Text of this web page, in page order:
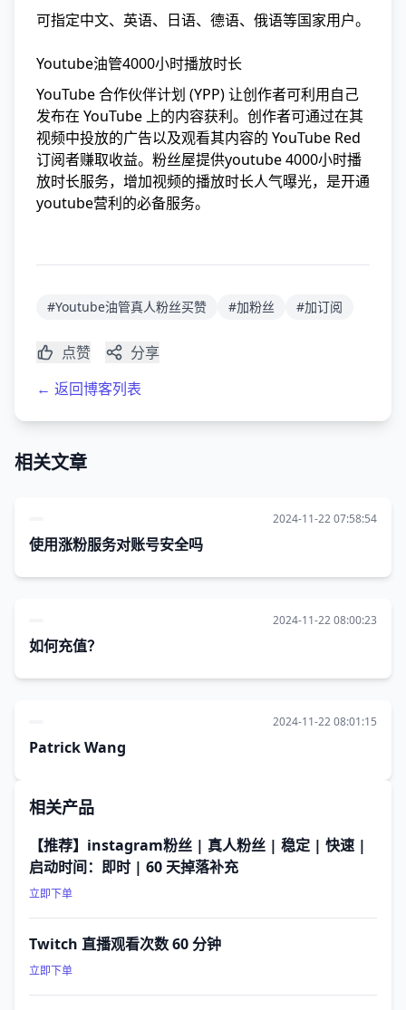
可指定中文、英语、日语、德语、俄语等国家用户。
Youtube油管4000小时播放时长
YouTube 合作伙伴计划 (YPP) 让创作者可利用自己
发布在 YouTube 上的内容获利。创作者可通过在其
视频中投放的广告以及观看其内容的 YouTube Red
订阅者赚取收益。粉丝屋提供youtube 4000小时播
放时长服务，增加视频的播放时长人气曝光，是开通
youtube营利的必备服务。
#Youtube油管真人粉丝买赞 #加粉丝 #加订阅
点赞
分享
← 返回博客列表
相关文章
2024-11-22 07:58:54
使用涨粉服务对账号安全吗
2024-11-22 08:00:23
如何充值？
2024-11-22 08:01:15
Patrick Wang
相关产品
【推荐】instagram粉丝 | 真人粉丝 | 稳定 | 快速 |
启动时间：即时 | 60 天掉落补充
立即下单
Twitch 直播观看次数 60 分钟
立即下单